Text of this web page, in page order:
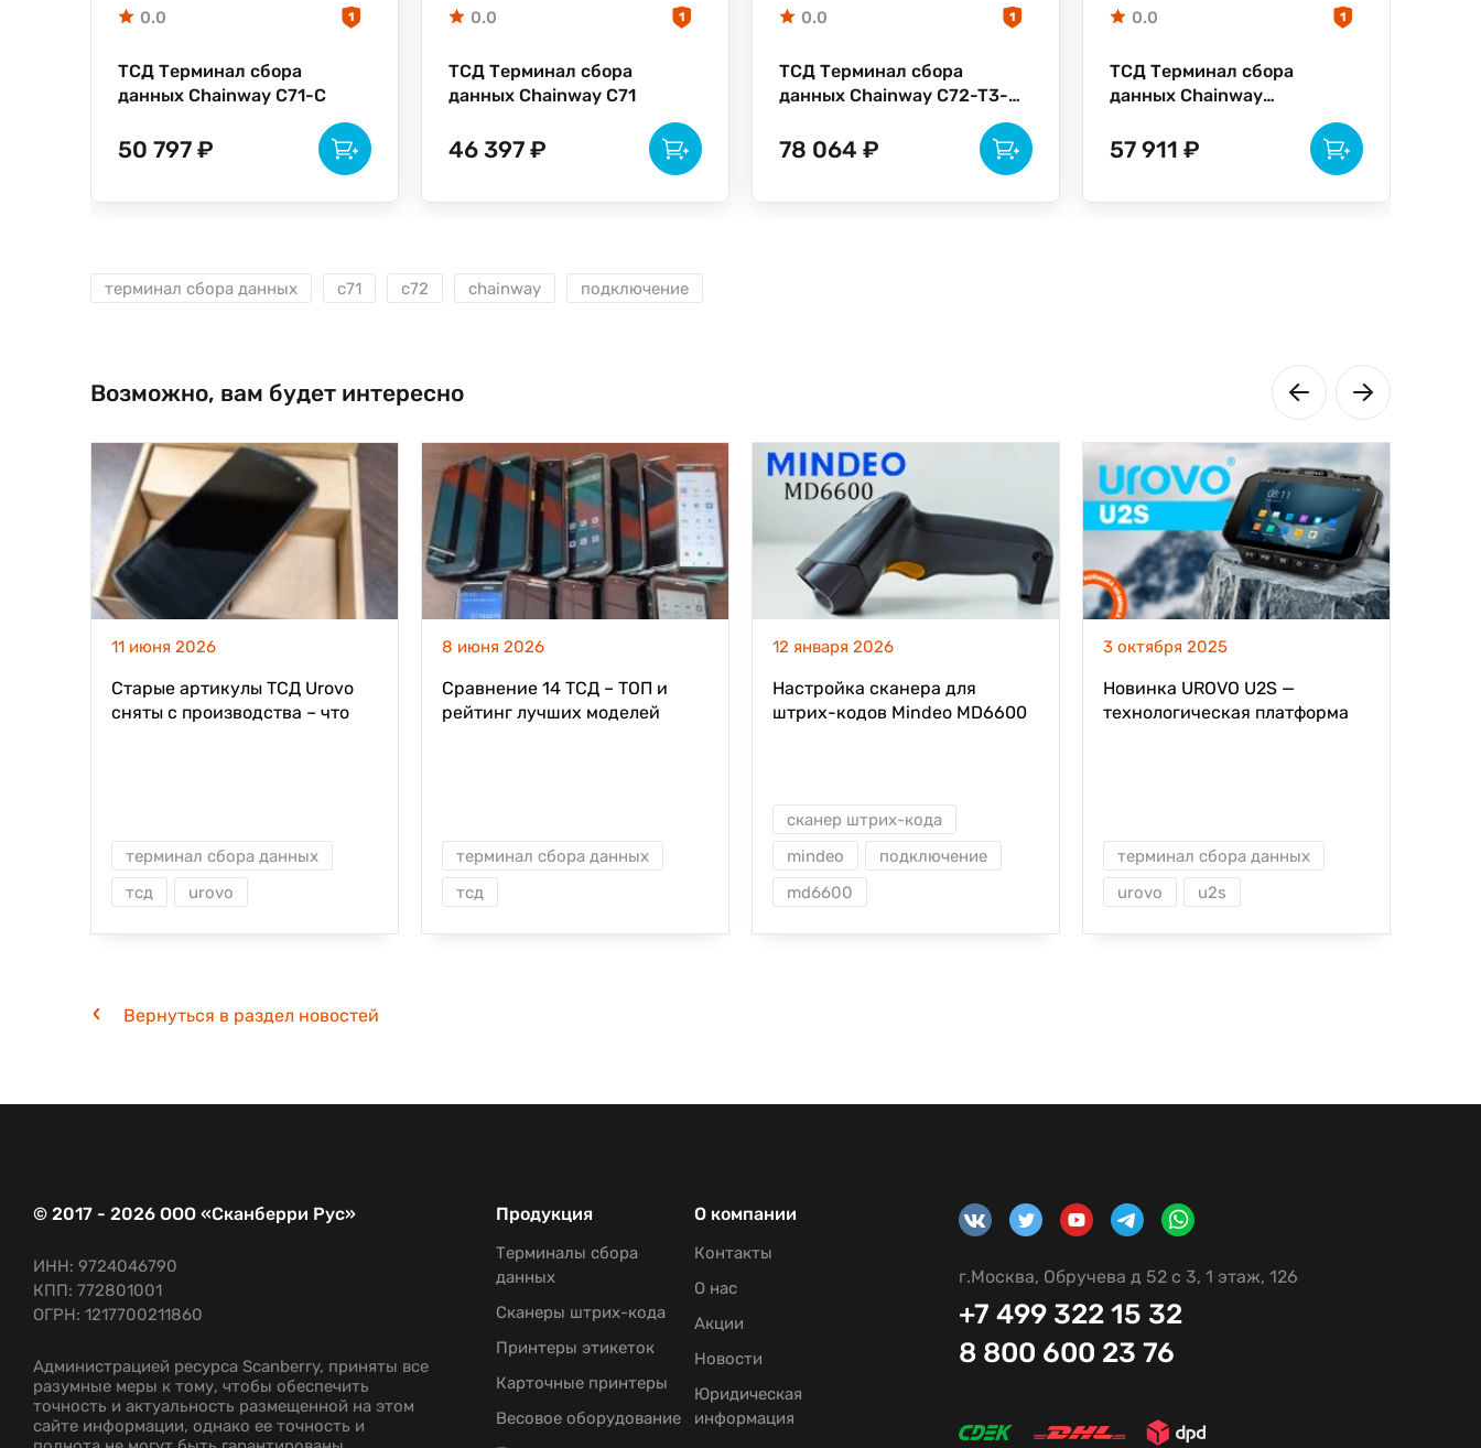
0.0 1
ТСД Терминал сбора
данных Chainway C71-C
50 797 ₽
0.0 1
ТСД Терминал сбора
данных Chainway C71
46 397 ₽
0.0 1
ТСД Терминал сбора
данных Chainway C72-T3-
78 064 ₽
0.0 1
ТСД Терминал сбора
данных Chainway
57 911 ₽
терминал сбора данных c71 c72 chainway подключение
Возможно, вам будет интересно
11 июня 2026
Старые артикулы ТСД Urovo
сняты с производства – что
терминал сбора данных
тсд
urovo
8 июня 2026
Сравнение 14 ТСД – ТОП и
рейтинг лучших моделей
терминал сбора данных
тсд
12 января 2026
Настройка сканера для
штрих-кодов Mindeo MD6600
сканер штрих-кода
mindeo
подключение
md6600
3 октября 2025
Новинка UROVO U2S —
технологическая платформа
терминал сбора данных
urovo
u2s
Вернуться в раздел новостей
© 2017 - 2026 ООО «Сканберри Рус»
ИНН: 9724046790
КПП: 772801001
ОГРН: 1217700211860
Продукция
Терминалы сбора
данных
Сканеры штрих-кода
Принтеры этикеток
Карточные принтеры
Весовое оборудование
О компании
Контакты
О нас
Акции
Новости
Юридическая
информация
г.Москва, Обручева д 52 с 3, 1 этаж, 126
+7 499 322 15 32
8 800 600 23 76